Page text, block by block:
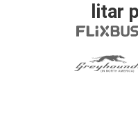
litar